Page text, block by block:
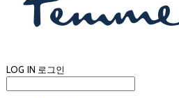
LOG IN 로그인